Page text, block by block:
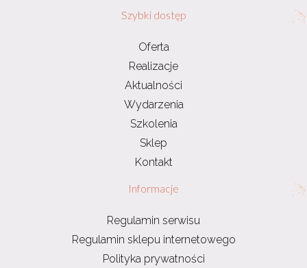
Szybki dostęp
Oferta
Realizacje
Aktualności
Wydarzenia
Szkolenia
Sklep
Kontakt
Informacje
Regulamin serwisu
Regulamin sklepu internetowego
Polityka prywatności